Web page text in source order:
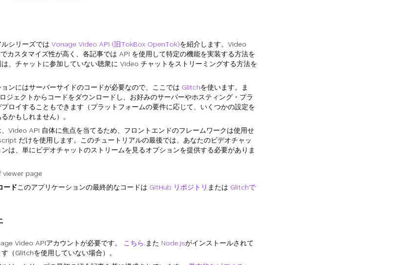
シリーズでは Vonage Video API (旧TokBox OpenTok)を紹介します。Video
カスタマイズ性が高く、各記事では API を使用して特定の機能を実装する方法を
、チャットに参加していない聴衆に Video チャットをストリーミングする方法を
ンにはサーバーサイドのコードが必要なので、ここでは Glitchを使います。ま
ジェクトからコードをダウンロードし、お好みのサーバーやホスティング・プラ
ロイすることもできます（プラットフォームの要件に応じて、いくつかの設定を
かもしれません）。
Video API 自体に焦点を当てるため、フロントエンドのフレームワークは使用せ
だけを使用します。このチュートリアルの最後では、あなたのビデオチャッ
ンは、単にビデオチャットのストリームを見るオプションを提供する必要がありま
ードこのアプリケーションの最終的なコードは GitHub リポジトリ または Glitchで
Video APIアカウントが必要です。 こちら.また Node.jsがインストールされて
（Glitchを使用していない場合）。